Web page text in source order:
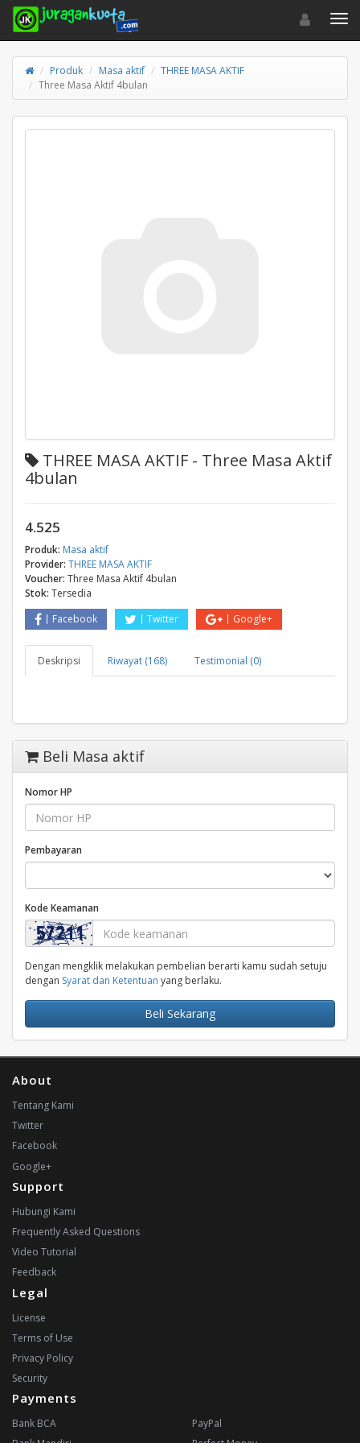
Toggle
Produk Masa aktif
THREE MASA AKTIF
Three Masa Aktif 4bulan
THREE MASA AKTIF - Three Masa Aktif
4bulan
4.525
Produk: Masa aktif
Provider: THREE MASA AKTIF
Voucher: Three Masa Aktif 4bulan
Stok: Tersedia
Facebook
Twitter Google+
Deskripsi Riwayat (168) Testimonial (0)
Beli Masa aktif
Nomor HP
Pembayaran
Kode Keamanan
Dengan mengklik melakukan pembelian berarti kamu sudah setuju
dengan Syarat dan Ketentuan yang berlaku.
Beli Sekarang
About
Tentang Kami
Twitter
Facebook
Google+
Support
Hubungi Kami
Frequently Asked Questions
Video Tutorial
Feedback
Legal
License
Terms of Use
Privacy Policy
Security
Payments
Bank BCA
PayPal